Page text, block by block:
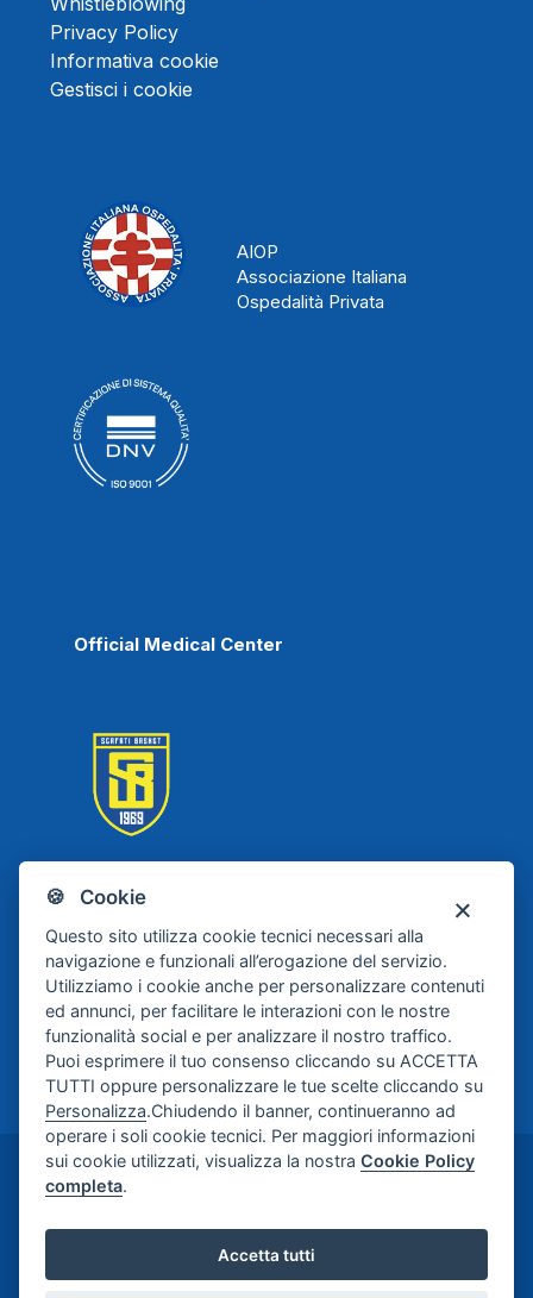
🍪 Cookie
Questo sito utilizza cookie tecnici necessari alla
navigazione e funzionali all’erogazione del servizio.
Utilizziamo i cookie anche per personalizzare contenuti
ed annunci, per facilitare le interazioni con le nostre
funzionalità social e per analizzare il nostro traffico.
Puoi esprimere il tuo consenso cliccando su ACCETTA
TUTTI oppure personalizzare le tue scelte cliccando su
Personalizza.Chiudendo il banner, continueranno ad
operare i soli cookie tecnici. Per maggiori informazioni
sui cookie utilizzati, visualizza la nostraCookie Policy
completa.
Accetta tutti
Privacy Policy
Informativa cookie
Gestisci i cookie
AIOP
Associazione Italiana
Ospedalità Privata
Official Medical Center
Scafati Basket
©2024-2026 Casa di Cura Maria Rosaria S.p.A. -